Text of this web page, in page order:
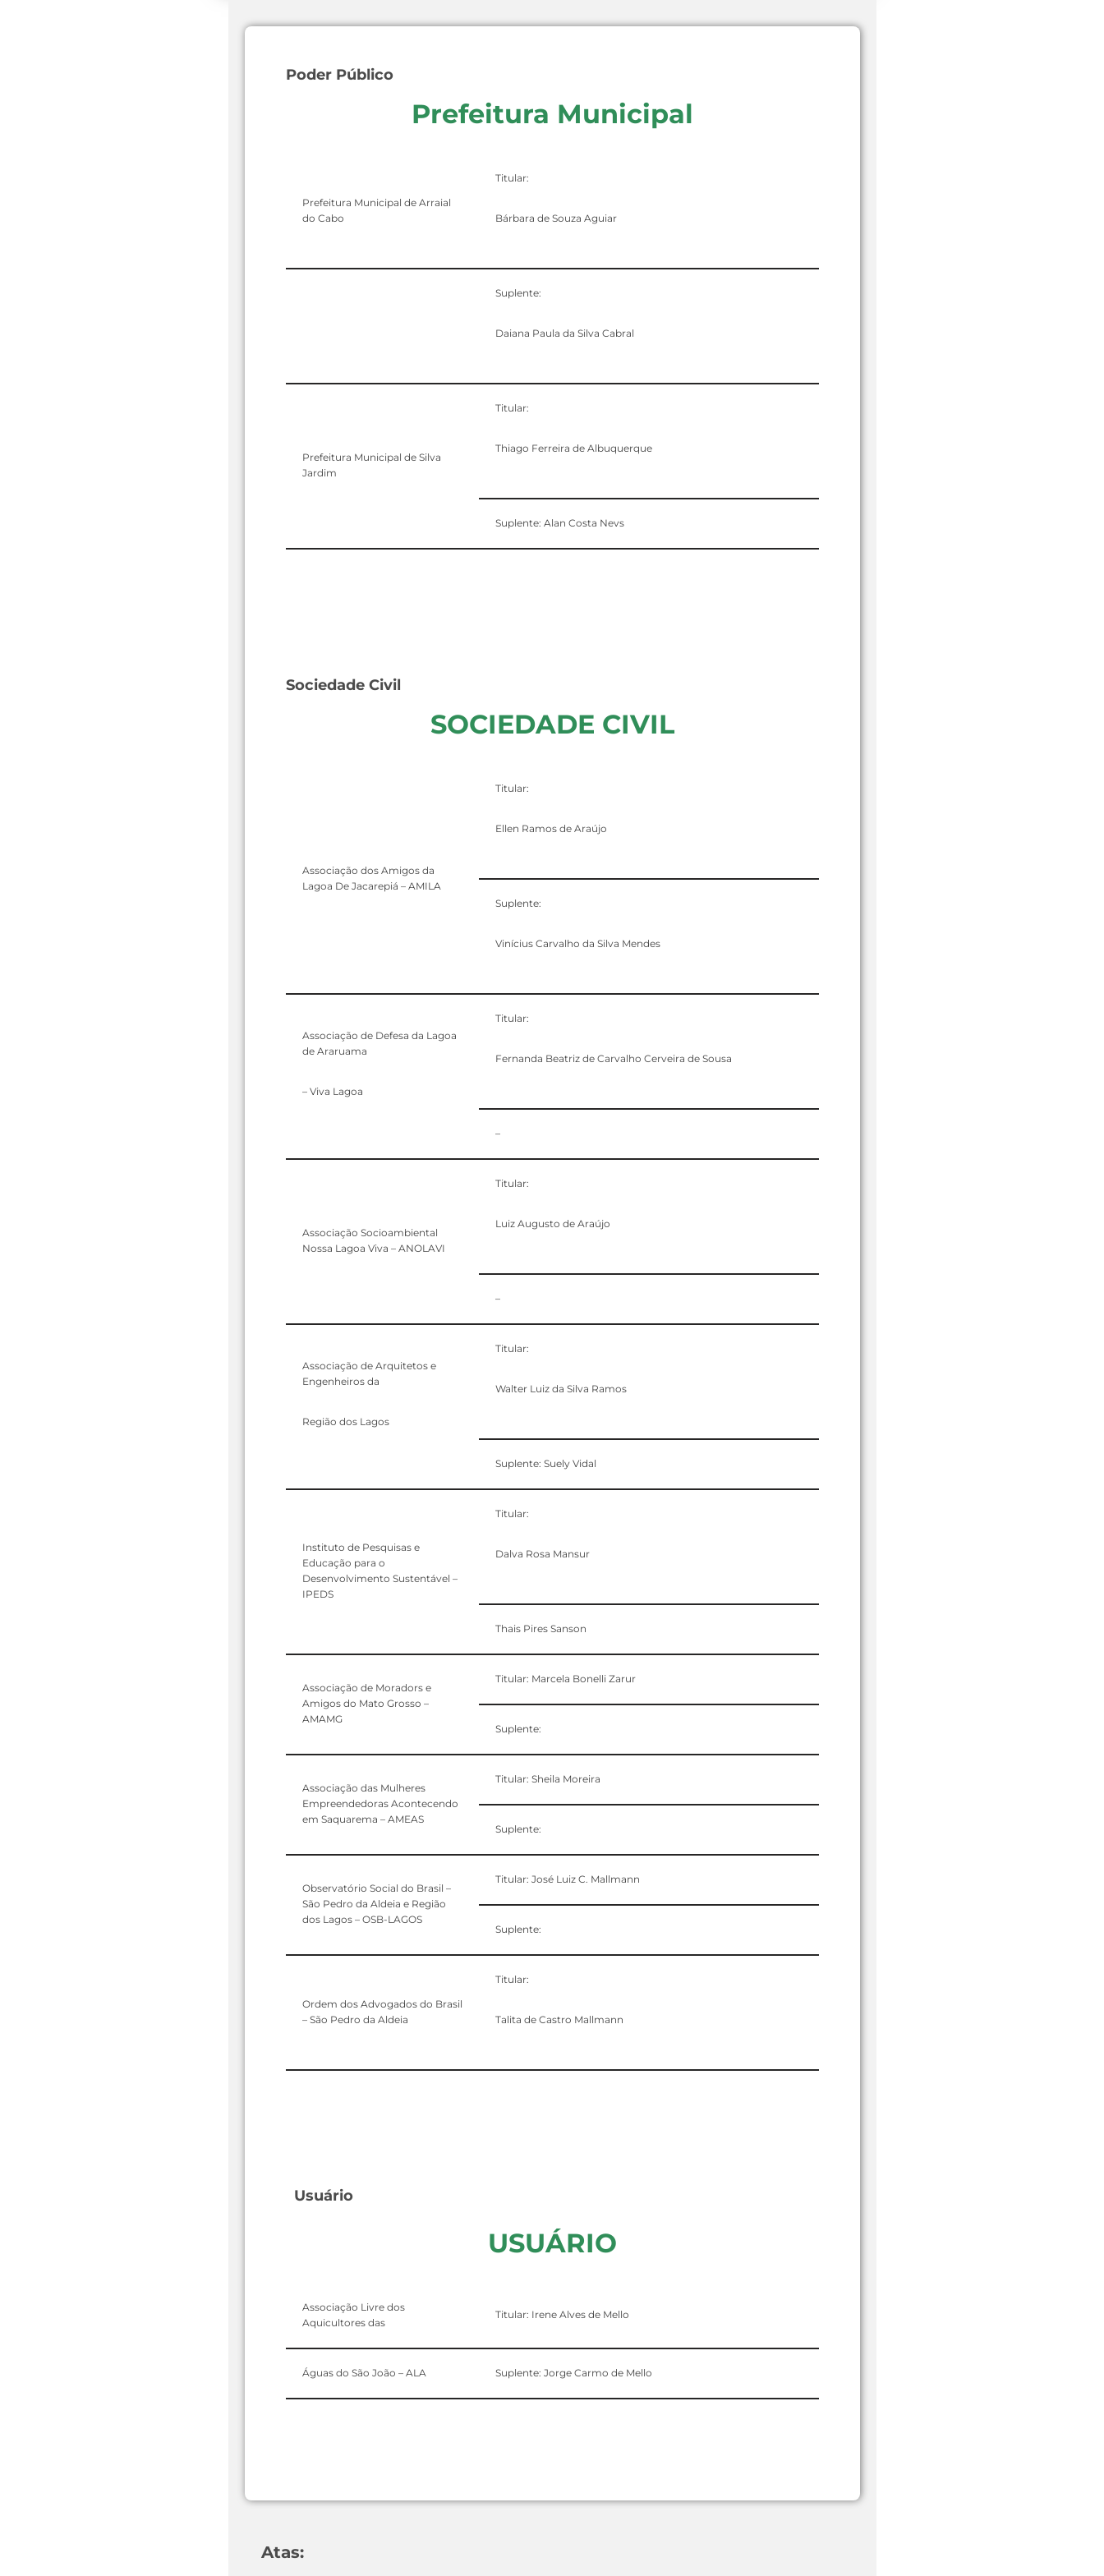
Poder Público
Prefeitura Municipal
Prefeitura Municipal de Arraial
do Cabo
Titular:
Bárbara de Souza Aguiar
Suplente:
Daiana Paula da Silva Cabral
Prefeitura Municipal de Silva
Jardim
Titular:
Thiago Ferreira de Albuquerque
Suplente: Alan Costa Nevs
Sociedade Civil
SOCIEDADE CIVIL
Associação dos Amigos da
Lagoa De Jacarepiá – AMILA
Titular:
Ellen Ramos de Araújo
Suplente:
Vinícius Carvalho da Silva Mendes
Associação de Defesa da Lagoa
de Araruama
– Viva Lagoa
Titular:
Fernanda Beatriz de Carvalho Cerveira de Sousa
–
Associação Socioambiental
Nossa Lagoa Viva – ANOLAVI
Titular:
Luiz Augusto de Araújo
–
Associação de Arquitetos e
Engenheiros da
Região dos Lagos
Titular:
Walter Luiz da Silva Ramos
Suplente: Suely Vidal
Instituto de Pesquisas e
Educação para o
Desenvolvimento Sustentável –
IPEDS
Titular:
Dalva Rosa Mansur
Thais Pires Sanson
Associação de Moradors e
Amigos do Mato Grosso –
AMAMG
Titular: Marcela Bonelli Zarur
Suplente:
Associação das Mulheres
Empreendedoras Acontecendo
em Saquarema – AMEAS
Titular: Sheila Moreira
Suplente:
Observatório Social do Brasil –
São Pedro da Aldeia e Região
dos Lagos – OSB-LAGOS
Titular: José Luiz C. Mallmann
Suplente:
Ordem dos Advogados do Brasil
– São Pedro da Aldeia
Titular:
Talita de Castro Mallmann
Usuário
USUÁRIO
Associação Livre dos
Aquicultores das
Titular: Irene Alves de Mello
Águas do São João – ALA Suplente: Jorge Carmo de Mello
Atas: